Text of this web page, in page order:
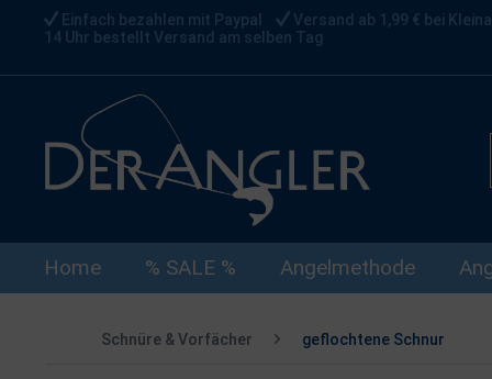
Einfach bezahlen mit Paypal
Versand ab 1,99 € bei
14 Uhr bestellt Versand am selben Tag
Home % SALE % Angelmethode
Schnüre & Vorfächer geflochtene Schnur